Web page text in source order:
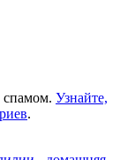
спамом. Узнайте,
.